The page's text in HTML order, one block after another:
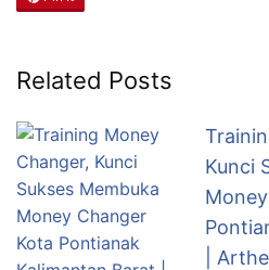
Related Posts
Kunci
|